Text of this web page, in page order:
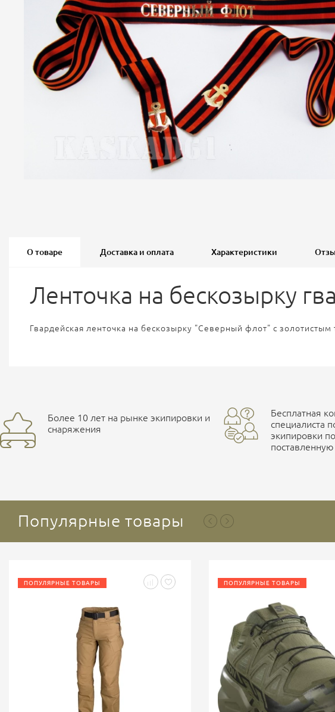
О товаре Доставка и оплата Характеристики
Ленточка на бескозырку
Гвардейская ленточка на бескозырку "Северный флот" с золотистым
Более 10 лет на рынке экипировки и
снаряжения
Бесплатная
специалиста
экипировки
поставленную
Популярные товары
ПОПУЛЯРНЫЕ ТОВАРЫ ПОПУЛЯРНЫЕ ТОВАРЫ